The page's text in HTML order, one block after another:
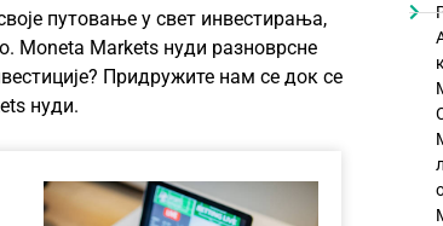
путовање у свет инвестирања,
Moneta Markets нуди разноврсне
Придружите нам се док се
нуди.